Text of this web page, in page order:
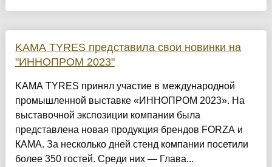
KAMA TYRES представила свои новинки на
"ИННОПРОМ 2023"
KAMA TYRES принял участие в международной
промышленной выставке «ИННОПРОМ 2023». На
выставочной экспозиции компании была
представлена новая продукция брендов FORZA и
КАМА. За несколько дней стенд компании посетили
более 350 гостей. Среди них — Глава...